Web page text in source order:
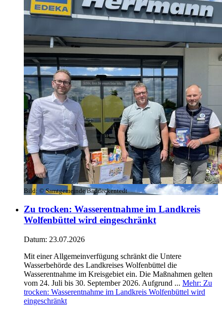
Bild: © Samtgemeinde Baddeckentedt
Zu trocken: Wasserentnahme im Landkreis
Wolfenbüttel wird eingeschränkt
Datum: 23.07.2026
Mit einer Allgemeinverfügung schränkt die Untere
Wasserbehörde des Landkreises Wolfenbüttel die
Wasserentnahme im Kreisgebiet ein. Die Maßnahmen gelten
vom 24. Juli bis 30. September 2026. Aufgrund ... Mehr: Zu
trocken: Wasserentnahme im Landkreis Wolfenbüttel wird
eingeschränkt